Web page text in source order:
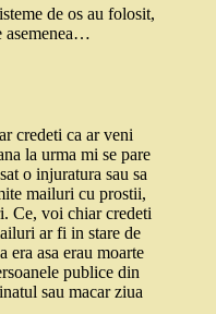
de os au folosit,
asemenea…
credeti ca ar veni
la urma mi se pare
o injuratura sau sa
mailuri cu prostii,
Ce, voi chiar credeti
ar fi in stare de
era asa erau moarte
publice din
sau macar ziua